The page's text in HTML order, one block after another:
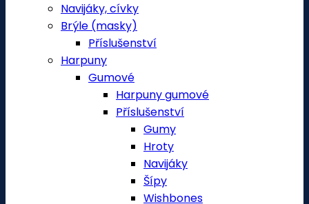
Navijáky, cívky
Brýle (masky)
Příslušenství
Harpuny
Gumové
Harpuny gumové
Příslušenství
Gumy
Hroty
Navijáky
Šípy
Wishbones